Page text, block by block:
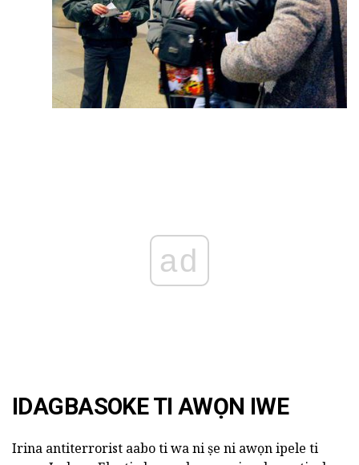
ad
IDAGBASOKE TI AWỌN IWE
Irina antiterrorist aabo ti wa ni ṣe ni awọn ipele ti